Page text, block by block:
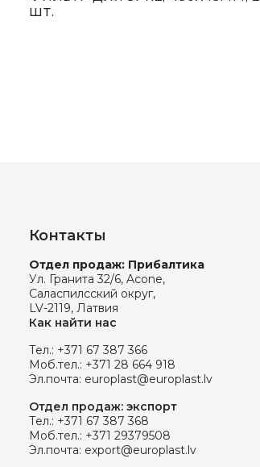
ШТ.
Контакты
Отдел продаж: Прибалтика
Ул. Гранита 32/6, Acone,
Саласпилсский округ,
LV-2119, Латвия
Как найти нас
Тел.: +371 67 387 366
Моб.тел.: +371 28 664 918
Эл.почта: europlast@europlast.lv
Отдел продаж: экспорт
Тел.: +371 67 387 368
Моб.тел.: +371 29379508
Эл.почта: export@europlast.lv